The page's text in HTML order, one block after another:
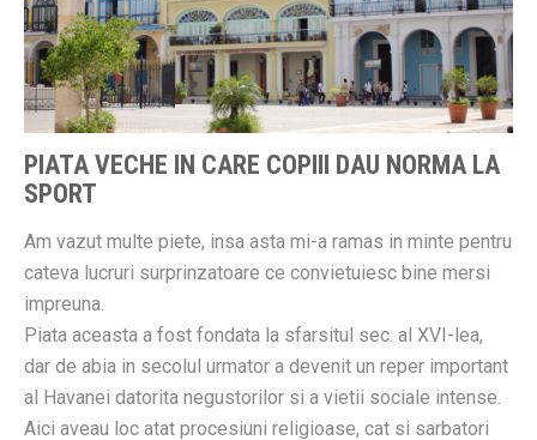
PIATA VECHE IN CARE COPIII DAU NORMA LA
SPORT
Am vazut multe piete, insa asta mi-a ramas in minte pentru
cateva lucruri surprinzatoare ce convietuiesc bine mersi
impreuna.
Piata aceasta a fost fondata la sfarsitul sec. al XVI-lea,
dar de abia in secolul urmator a devenit un reper important
al Havanei datorita negustorilor si a vietii sociale intense.
Aici aveau loc atat procesiuni religioase, cat si sarbatori